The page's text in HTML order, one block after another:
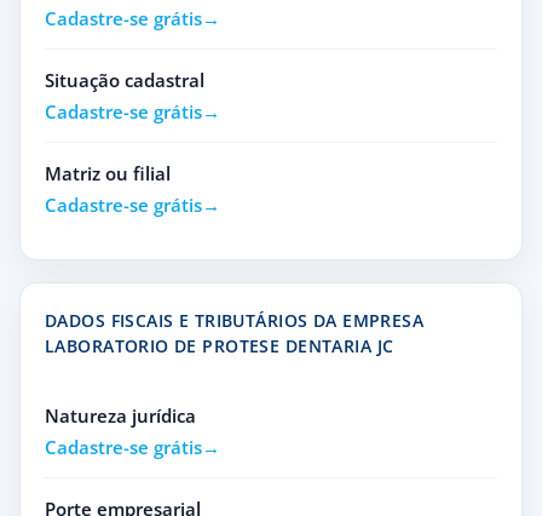
Cadastre-se grátis
Situação cadastral
Cadastre-se grátis
Matriz ou filial
Cadastre-se grátis
DADOS FISCAIS E TRIBUTÁRIOS DA EMPRESA
LABORATORIO DE PROTESE DENTARIA JC
Natureza jurídica
Cadastre-se grátis
Porte empresarial